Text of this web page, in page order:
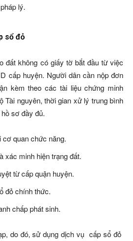
lý.
sổ đỏ
đất không có giấy tờ bắt đầu từ việc
cấp huyện. Người dân cần nộp đơn
kèm theo các tài liệu chứng minh
Tài nguyên, thời gian xử lý trung bình
sơ đầy đủ.
quan chức năng.
xác minh hiện trạng đất.
từ cấp quận huyện.
đỏ chính thức.
chấp phát sinh.
do đó, sử dụng dịch vụ cấp sổ đỏ